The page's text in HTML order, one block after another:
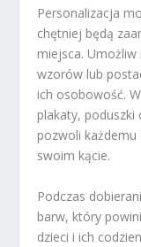
Personalizacja
chętniej będą
miejsca.
wzorów lub
ich osobowość.
plakaty, poduszki
pozwoli
swoim kącie.
Podczas
barw, który
dzieci i ich